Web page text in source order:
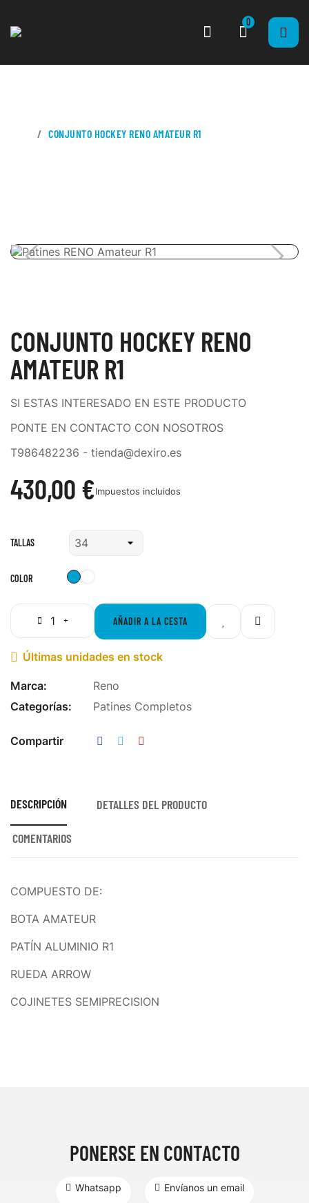
0
CONJUNTO HOCKEY RENO AMATEUR R1
CONJUNTO HOCKEY RENO
AMATEUR R1
SI ESTAS INTERESADO EN ESTE PRODUCTO
PONTE EN CONTACTO CON NOSOTROS
T986482236 - tienda@dexiro.es
430,00 €Impuestos incluidos
TALLAS
COLOR
Azul-
AÑADIR A LA CESTA
 Últimas unidades en stock
Marca:
Reno
Categorías:
Patines Completos
Compartir
DESCRIPCIÓN DETALLES DEL PRODUCTO
COMENTARIOS
COMPUESTO DE:
BOTA AMATEUR
PATÍN ALUMINIO R1
RUEDA ARROW
COJINETES SEMIPRECISION
PONERSE EN CONTACTO
Whatsapp Envíanos un email